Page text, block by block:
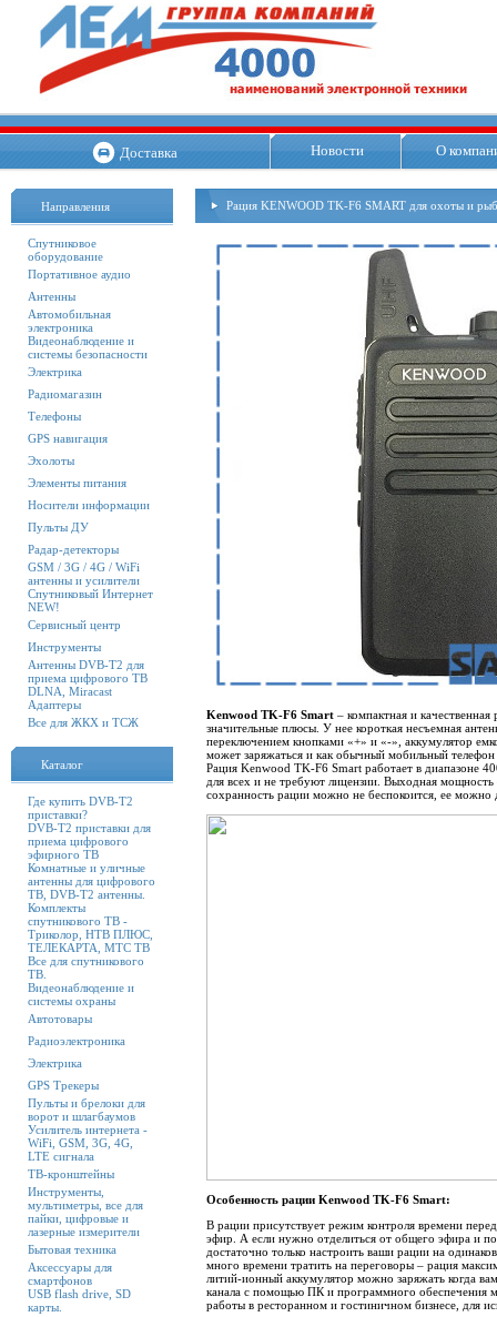
Доставка Новости О
Направления
Спутниковое
оборудование
Портативное аудио
Антенны
Автомобильная
электроника
Видеонаблюдение и
системы безопасности
Электрика
Радиомагазин
Телефоны
GPS навигация
Эхолоты
Элементы питания
Носители информации
Пульты ДУ
Радар-детекторы
GSM / 3G / 4G / WiFi
антенны и усилители
Спутниковый Интернет
NEW!
Сервисный центр
Инструменты
Антенны DVB-T2 для
приема цифрового ТВ
DLNA, Miracast
Адаптеры
Все для ЖКХ и ТСЖ
Каталог
Где купить DVB-T2
приставки?
DVB-T2 приставки для
приема цифрового
эфирного ТВ
Комнатные и уличные
антенны для цифрового
ТВ, DVB-T2 антенны.
Комплекты
спутникового ТВ -
Триколор, НТВ ПЛЮС,
ТЕЛЕКАРТА, МТС ТВ
Все для спутникового
ТВ.
Видеонаблюдение и
системы охраны
Автотовары
Радиоэлектроника
Электрика
GPS Трекеры
Пульты и брелоки для
ворот и шлагбаумов
Усилитель интернета -
WiFi, GSM, 3G, 4G,
LTE сигнала
ТВ-кронштейны
Инструменты,
мультиметры, все для
пайки, цифровые и
лазерные измерители
Бытовая техника
Аксессуары для
смартфонов
USB flash drive, SD
карты.
Рация KENWOOD TK-F6 SMART для охоты и
Kenwood TK-F6 Smart – компактная и
значительные плюсы. У нее короткая несъемная
переключением кнопками «+» и «-», аккумулятор
может заряжаться и как обычный мобильный
Рация Kenwood TK-F6 Smart работает в диапазоне
для всех и не требуют лицензии. Выходная
сохранность рации можно не беспокоится, ее можно
Особенность рации Kenwood TK-F6 Smart:
В рации присутствует режим контроля времени
эфир. А если нужно отделиться от общего эфира и
достаточно только настроить ваши рации на
много времени тратить на переговоры – рация
литий-ионный аккумулятор можно заряжать когда
канала с помощью ПК и программного обеспечения
работы в ресторанном и гостиничном бизнесе, для